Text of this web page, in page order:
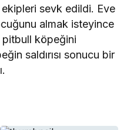
sevk edildi. Eve
almak isteyince
pitbull köpeğini
saldırısı sonucu bir